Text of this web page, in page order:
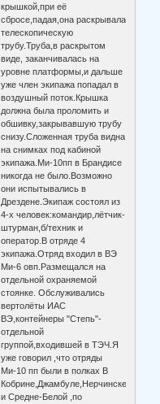
крышкой,при её
сбросе,падая,она раскрывала
телескопическую
трубу.Труба,в раскрытом
виде, заканчивалась на
уровне платформы,и дальше
уже член экипажа попадал в
воздушный поток.Крышка
должна была проломить и
обшивку,закрывавшую трубу
снизу.Сложенная труба видна
на снимках под кабиной
экипажа.Ми-10пп в Брандисе
никогда не было.Возможно
они испытывались в
Дрездене.Экипаж состоял из
4-х человек:командир,лётчик-
штурман,б/техник и
оператор.В отряде 4
экипажа.Отряд входил в ВЭ
Ми-6 овп.Размещался на
отдельной охраняемой
стоянке. Обслуживались
вертолёты ИАС
ВЭ,контейнеры "Степь"-
отдельной
группой,входившей в ТЭЧ.Я
уже говорил ,что отряды
Ми-10 пп были в полках В
Кобрине,Джамбуле,Нерчинске
и Средне-Белой ,по